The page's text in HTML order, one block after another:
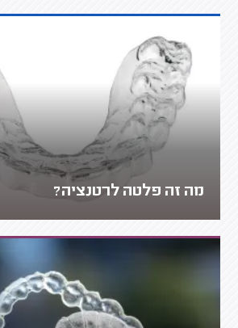
מה זה פלטה לרטנציה?